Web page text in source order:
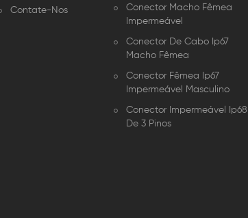
Contate-Nos
Conector Macho Fêmea
Impermeável
Conector De Cabo Ip67
Macho Fêmea
Conector Fêmea Ip67
Impermeável Masculino
Conector Impermeável Ip68
De 3 Pinos